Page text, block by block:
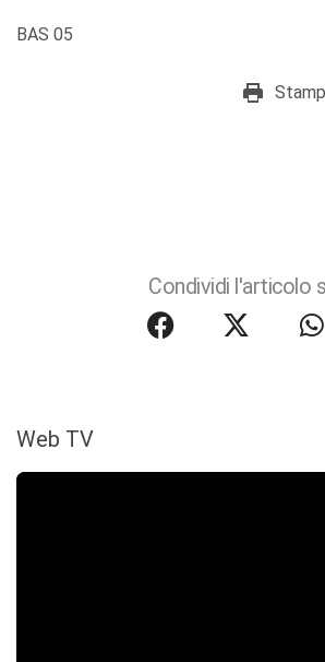
BAS 05
Condividi l'articolo
Web TV